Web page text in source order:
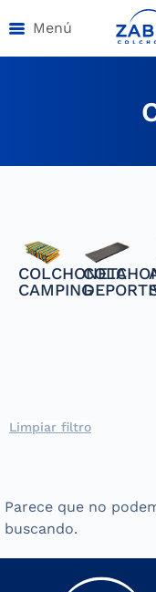
Menú
COLCHONETA
CAMPING
Limpiar filtro
Parece que no
buscando.